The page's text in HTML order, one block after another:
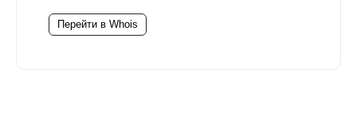
Перейти в Whois